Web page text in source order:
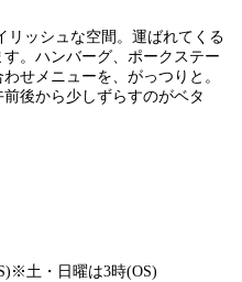
リッシュな空間。運ばれてくる
。ハンバーグ、ポークステー
せメニューを、がっつりと。
後から少しずらすのがベタ
土・日曜は3時(OS)